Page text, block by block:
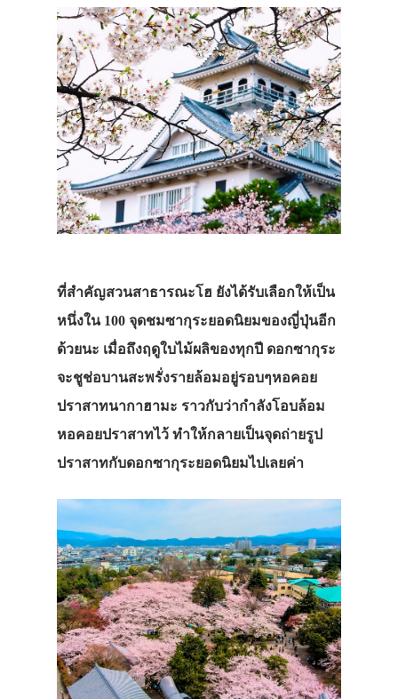
ที่สำคัญสวนสาธารณะโฮ ยังได้รับเลือกให้เป็น
หนึ่งใน100 จุดชมซากุระยอดนิยมของญี่ปุ่นอีก
ด้วยนะ เมื่อถึงฤดูใบไม้ผลิของทุกปี ดอกซากุระ
จะชูช่อบานสะพรั่งรายล้อมอยู่รอบๆหอคอย
ปราสาทนากาฮามะ ราวกับว่ากำลังโอบล้อม
หอคอยปราสาทไว้ ทำให้กลายเป็นจุดถ่ายรูป
ปราสาทกับดอกซากุระยอดนิยมไปเลยค่า